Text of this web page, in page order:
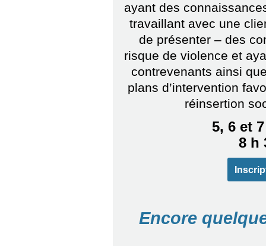
ayant des
travaillant avec une
de présenter – des
risque de violence et
contrevenants ainsi
plans d’intervention
réinsertion
5, 6 et
8 h
Encore